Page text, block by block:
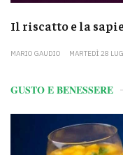
Il riscatto e la
MARIO GAUDIO MARTEDÌ 28
GUSTO E BENESSERE